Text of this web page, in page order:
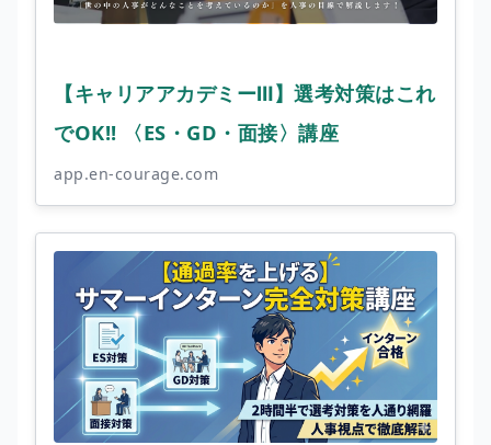
【キャリアアカデミーⅢ】選考対策はこれ
でOK!! 〈ES・GD・面接〉講座
app.en-courage.com